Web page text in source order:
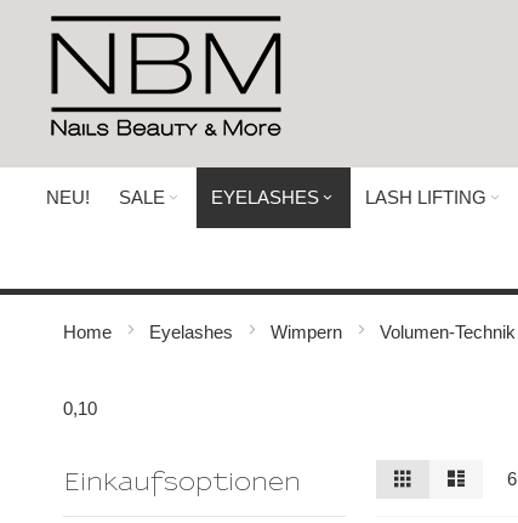
Direkt
Inhalt
NEU! SALE EYELASHES LASH LIFTING
Home Eyelashes Wimpern Volumen-Technik
0,10
Ansicht
als
Raster Liste6
Einkaufsoptionen